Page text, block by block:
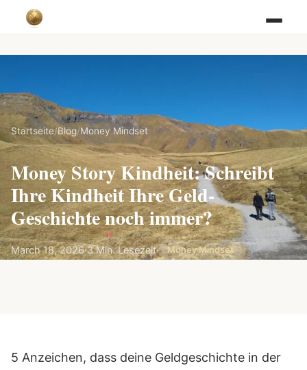
Startseite/Blog/Money Mindset
Money Story Kindheit: Schreibt
Ihre Kindheit Ihre Geld-
Geschichte noch immer?
March 18, 2026·3 Min. Lesezeit· Money Mindset
5 Anzeichen, dass deine Geldgeschichte in der